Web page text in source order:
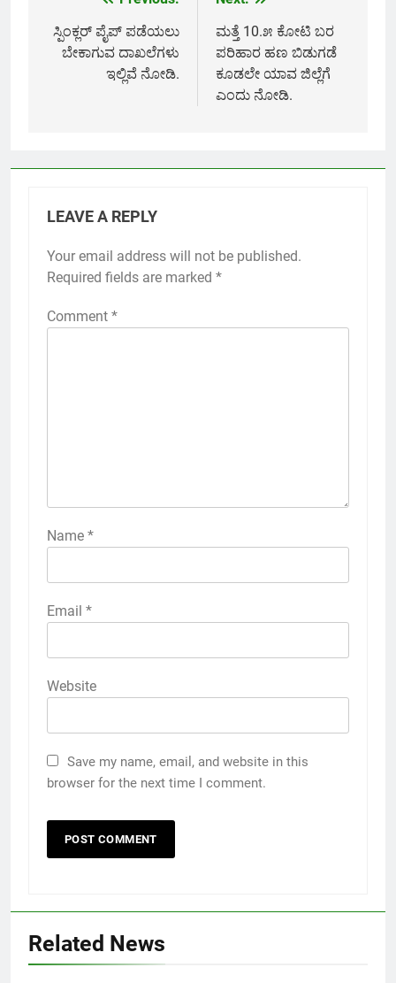
navigation
ಸ್ಪಿಂಕ್ಲರ್ ಪೈಪ್ ಪಡೆಯಲು
ಬೇಕಾಗುವ ದಾಖಲೆಗಳು
ಇಲ್ಲಿವೆ ನೋಡಿ.
ಮತ್ತೆ 10.೫ ಕೋಟಿ ಬರ
ಪರಿಹಾರ ಹಣ ಬಿಡುಗಡೆ
ಕೂಡಲೇ ಯಾವ ಜಿಲ್ಲೆಗೆ
ಎಂದು ನೋಡಿ.
LEAVE A REPLY
Your email address will not be published.
Required fields are marked *
Comment *
Name *
Email *
Website
Save my name, email, and website in this
browser for the next time I comment.
Related News